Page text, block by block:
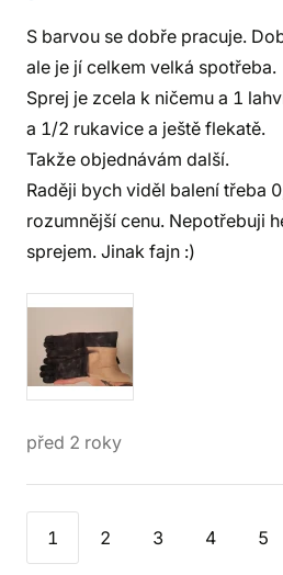
S barvou se dobře pracuje.
ale je jí celkem velká spotřeba.
Sprej je zcela k ničemu a 1
a 1/2 rukavice a ještě flekatě.
Takže objednávám další.
Raději bych viděl balení třeba
rozumnější cenu. Nepotřebuji
sprejem. Jinak fajn :)
před 2 roky
1 2 3 4 5